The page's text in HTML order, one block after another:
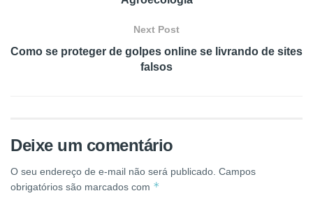
Next Post
Como se proteger de golpes online se livrando de sites
falsos
Deixe um comentário
O seu endereço de e-mail não será publicado. Campos
obrigatórios são marcados com *